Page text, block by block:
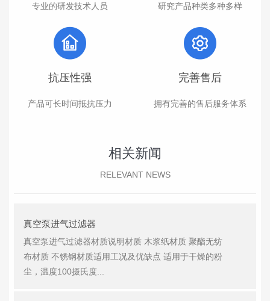
专业的研发技术人员 研究产品种类多种多样
抗压性强
产品可长时间抵抗压力
完善售后
拥有完善的售后服务体系
相关新闻
RELEVANT NEWS
真空泵进气过滤器
真空泵进气过滤器材质说明材质 木浆纸材质 聚酯无纺
布材质 不锈钢材质适用工况及优缺点 适用于干燥的粉
尘，温度100摄氏度...